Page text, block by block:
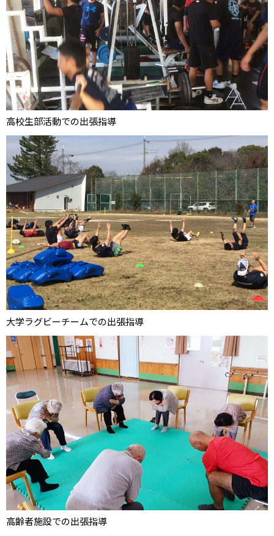
高校生部活動での出張指導
大学ラグビーチームでの出張指導
高齢者施設での出張指導